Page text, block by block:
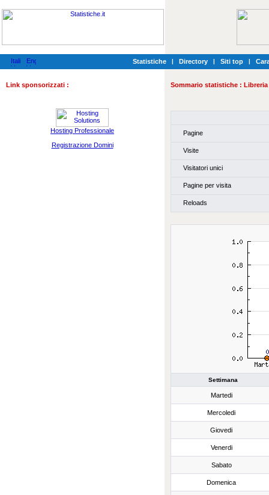
Statistiche | Directory | Siti top |
Link sponsorizzati :
Hosting Professionale
Registrazione Domini
Sommario statistiche :
Pagine
Visite
Visitatori unici
Pagine per visita
Reloads
Settimana
Martedi
Mercoledi
Giovedi
Venerdi
Sabato
Domenica